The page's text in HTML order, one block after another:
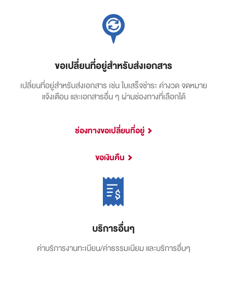
ขอเปลี่ยนที่อยู่สำหรับส่งเอกสาร
เปลี่ยนที่อยู่สำหรับส่งเอกสาร เช่น ใบเสร็จชำระ ค่างวด จดหมาย
แจ้งเตือน และเอกสารอื่น ๆ ผ่านช่องทางที่เลือกได้
ช่องทางขอเปลี่ยนที่อยู่
ขอเงินคืน
บริการอื่นๆ
ค่าบริการงานทะเบียน/ค่าธรรมเนียมและบริการอื่นๆ